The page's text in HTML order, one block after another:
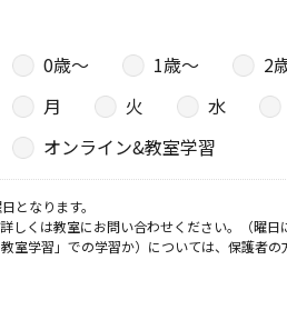
0歳〜 1歳〜 2
月 火 水
オンライン&教室学習
となります。
くは教室にお問い合わせください。（曜日
学習」での学習か）については、保護者の